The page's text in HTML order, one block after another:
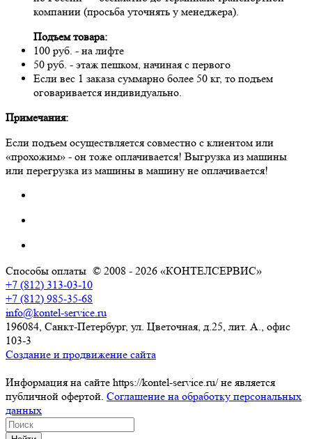
компании (просьба уточнять у менеджера).
Подъем товара:
100 руб. - на лифте
50 руб. - этаж пешком, начиная с первого
Если вес 1 заказа суммарно более 50 кг, то подъем
оговаривается индивидуально.
Примечания:
Если подъем осуществляется совместно с клиентом или
«прохожим» - он тоже оплачивается! Выгрузка из машины
или перегрузка из машины в машину не оплачивается!
Способы оплаты © 2008 - 2026 «КОНТЕЛСЕРВИС»
+7 (812) 313-03-10
+7 (812) 985-35-68
info@kontel-service.ru
196084, Санкт-Петербург, ул. Цветочная, д.25, лит. А., офис
103-3
Создание и продвижение сайта
Информация на сайте https://kontel-service.ru/ не является
публичной офертой. Соглашение на обработку персональных
данных